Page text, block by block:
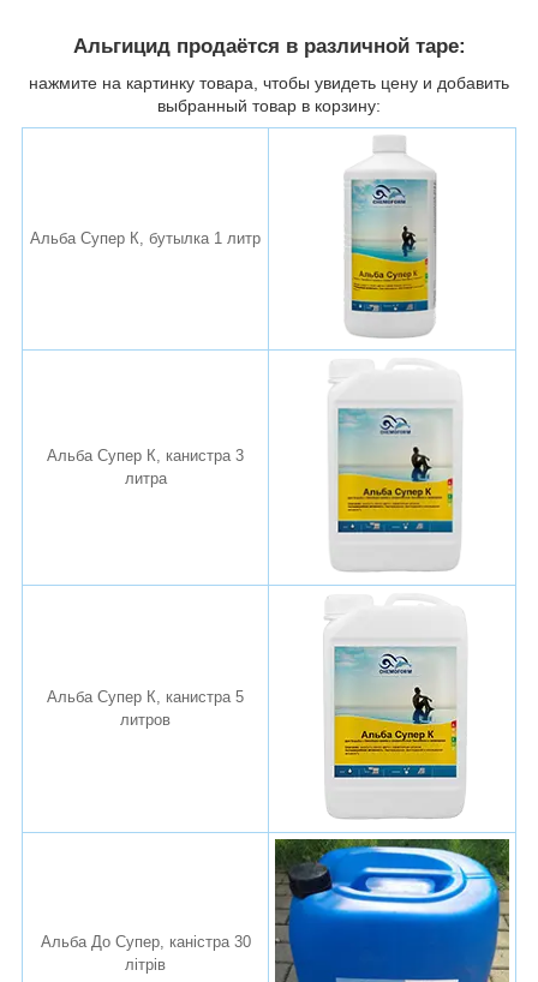
Альгицид продаётся в различной таре:
нажмите на картинку товара, чтобы увидеть цену и добавить
выбранный товар в корзину:
Альба Супер К, бутылка 1 литр
Альба Супер К, канистра 3
литра
Альба Супер К, канистра 5
литров
Альба До Супер, каністра 30
літрів